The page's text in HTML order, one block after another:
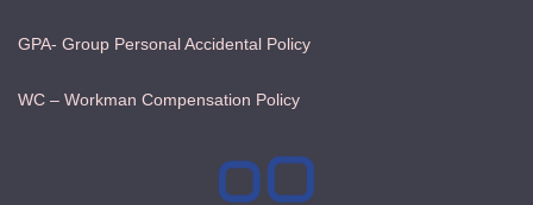
GPA- Group Personal Accidental Policy
WC – Workman Compensation Policy